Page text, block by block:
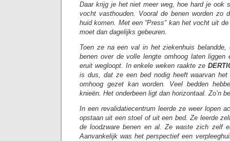
Daar krijg je het niet meer weg, hoe hard je ook
vocht vasthouden. Vooral de benen worden zo
huid komen. Met een “Press” kan het vocht uit
moet dan dagelijks gebeuren.
Toen ze na een val in het ziekenhuis belandde,
benen over de volle lengte omhoog laten
eruit wegloopt. In enkele weken raakte ze
is dus, dat ze een bed nodig heeft waarvan
omhoog gezet kan worden. Veel bedden
knieën. Het onderbeen ligt dan horizontaal. Zo’n
In een revalidatiecentrum leerde ze weer lopen
opstaan uit een stoel of uit een bed. Ze leerde
de loodzware benen en al. Ze waste zich zelf
Aanvankelijk was het perspectief een